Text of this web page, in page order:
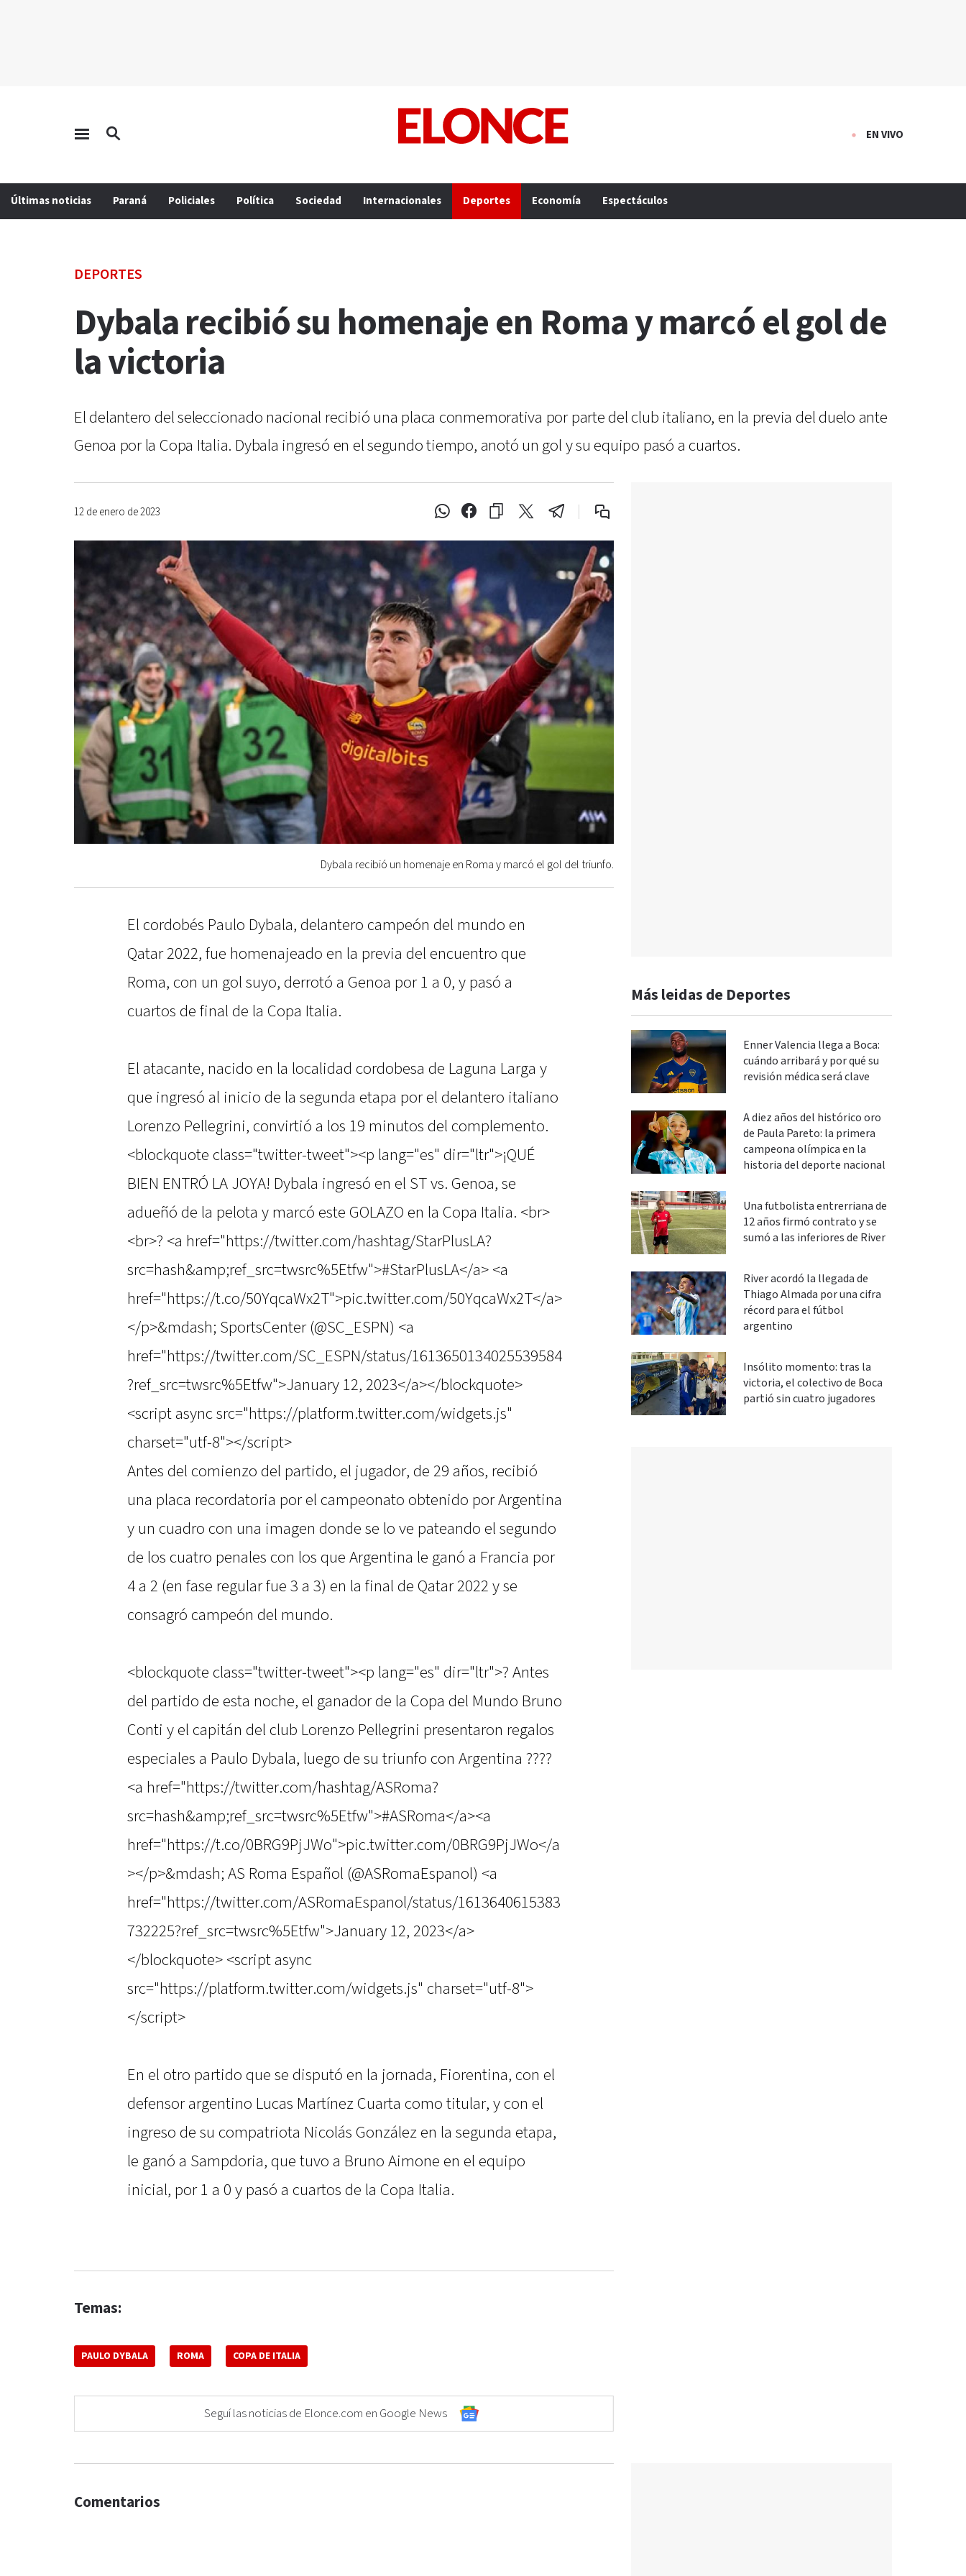
EN VIVO
Últimas noticias Paraná Policiales Política Sociedad Internacionales Deportes Economía Espectáculos
DEPORTES
Dybala recibió su homenaje en Roma y marcó el gol de
la victoria
El delantero del seleccionado nacional recibió una placa conmemorativa por parte del club italiano, en la previa del duelo ante
Genoa por la Copa Italia. Dybala ingresó en el segundo tiempo, anotó un gol y su equipo pasó a cuartos.
12 de enero de 2023
Dybala recibió un homenaje en Roma y marcó el gol del triunfo.
El cordobés Paulo Dybala, delantero campeón del mundo en
Qatar 2022, fue homenajeado en la previa del encuentro que
Roma, con un gol suyo, derrotó a Genoa por 1 a 0, y pasó a
cuartos de final de la Copa Italia.
El atacante, nacido en la localidad cordobesa de Laguna Larga y
que ingresó al inicio de la segunda etapa por el delantero italiano
Lorenzo Pellegrini, convirtió a los 19 minutos del complemento.
<blockquote class="twitter-tweet"><p lang="es" dir="ltr">¡QUÉ
BIEN ENTRÓ LA JOYA! Dybala ingresó en el ST vs. Genoa, se
adueñó de la pelota y marcó este GOLAZO en la Copa Italia. <br>
<br>? <a href="https://twitter.com/hashtag/StarPlusLA?
src=hash&amp;ref_src=twsrc%5Etfw">#StarPlusLA</a> <a
href="https://t.co/50YqcaWx2T">pic.twitter.com/50YqcaWx2T</a>
</p>&mdash; SportsCenter (@SC_ESPN) <a
href="https://twitter.com/SC_ESPN/status/1613650134025539584
?ref_src=twsrc%5Etfw">January 12, 2023</a></blockquote>
<script async src="https://platform.twitter.com/widgets.js"
charset="utf-8"></script>
Antes del comienzo del partido, el jugador, de 29 años, recibió
una placa recordatoria por el campeonato obtenido por Argentina
y un cuadro con una imagen donde se lo ve pateando el segundo
de los cuatro penales con los que Argentina le ganó a Francia por
4 a 2 (en fase regular fue 3 a 3) en la final de Qatar 2022 y se
consagró campeón del mundo.
<blockquote class="twitter-tweet"><p lang="es" dir="ltr">? Antes
del partido de esta noche, el ganador de la Copa del Mundo Bruno
Conti y el capitán del club Lorenzo Pellegrini presentaron regalos
especiales a Paulo Dybala, luego de su triunfo con Argentina ????
<a href="https://twitter.com/hashtag/ASRoma?
src=hash&amp;ref_src=twsrc%5Etfw">#ASRoma</a><a
href="https://t.co/0BRG9PjJWo">pic.twitter.com/0BRG9PjJWo</a
></p>&mdash; AS Roma Español (@ASRomaEspanol) <a
href="https://twitter.com/ASRomaEspanol/status/1613640615383
732225?ref_src=twsrc%5Etfw">January 12, 2023</a>
</blockquote> <script async
src="https://platform.twitter.com/widgets.js" charset="utf-8">
</script>
En el otro partido que se disputó en la jornada, Fiorentina, con el
defensor argentino Lucas Martínez Cuarta como titular, y con el
ingreso de su compatriota Nicolás González en la segunda etapa,
le ganó a Sampdoria, que tuvo a Bruno Aimone en el equipo
inicial, por 1 a 0 y pasó a cuartos de la Copa Italia.
Temas:
PAULO DYBALA ROMA COPA DE ITALIA
Seguí las noticias de Elonce.com en Google News
Más leidas de Deportes
Enner Valencia llega a Boca:
cuándo arribará y por qué su
revisión médica será clave
A diez años del histórico oro
de Paula Pareto: la primera
campeona olímpica en la
historia del deporte nacional
Una futbolista entrerriana de
12 años firmó contrato y se
sumó a las inferiores de River
River acordó la llegada de
Thiago Almada por una cifra
récord para el fútbol
argentino
Insólito momento: tras la
victoria, el colectivo de Boca
partió sin cuatro jugadores
Comentarios